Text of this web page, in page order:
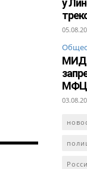
у
МИД
МФЦ